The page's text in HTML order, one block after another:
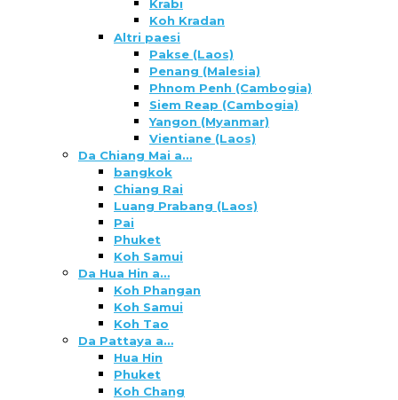
Krabi
Koh Kradan
Altri paesi
Pakse (Laos)
Penang (Malesia)
Phnom Penh (Cambogia)
Siem Reap (Cambogia)
Yangon (Myanmar)
Vientiane (Laos)
Da Chiang Mai a…
bangkok
Chiang Rai
Luang Prabang (Laos)
Pai
Phuket
Koh Samui
Da Hua Hin a…
Koh Phangan
Koh Samui
Koh Tao
Da Pattaya a…
Hua Hin
Phuket
Koh Chang